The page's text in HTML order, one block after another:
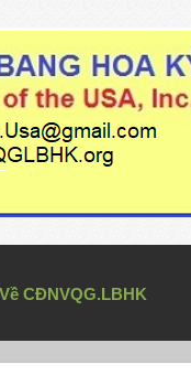
Về CĐNVQG.LBHK